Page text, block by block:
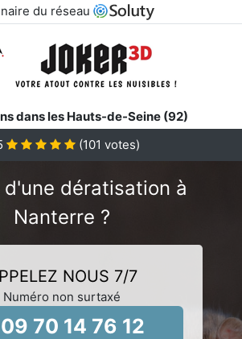
du réseau
dans les Hauts-de-Seine (92)
(101 votes)
d'une dératisation à
Nanterre ?
NOUS 7/7
Numéro non surtaxé
70 14 76 12